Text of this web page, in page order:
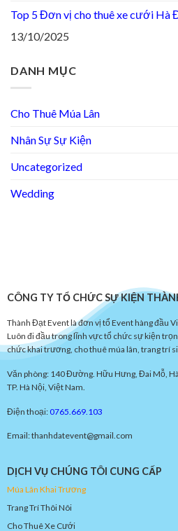
Top 5 Đơn vị cho thuê xe cưới Hà
13/10/2025
DANH MỤC
Cho Thuê Múa Lân
Nhân Sự Sự Kiện
Uncategorized
Wedding
CÔNG TY TỔ CHỨC SỰ KIỆN
Thành Đạt Event là đơn vị tổ Event hàng đầu
Luôn đi đầu trong lĩnh vực tổ chức sự kiện
chức khai trương, cho thuê múa lân, trang trí
Văn phòng: 140 Đường. Hữu Hưng, Đai Mỗ,
TP. Hà Nội, Việt Nam.
Điện thoại:0765.669.103
Email: thanhdatevent@gmail.com
DỊCH VỤ CHÚNG TÔI CUNG CẤP
Múa Lân KhaiTrương
Trang Trí Thôi Nôi
Cho Thuê Xe Cưới